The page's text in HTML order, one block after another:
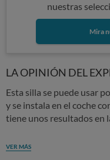
nuestras
Mira
LA OPINIÓN DEL
Esta silla se puede usar
y se instala en el coche
tiene unos resultados en
VER MÁS